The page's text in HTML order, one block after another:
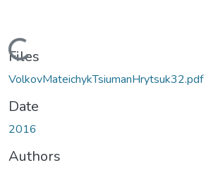
Loading...
Files
VolkovMateichykTsiumanHrytsuk32.pdf
Date
2016
Authors